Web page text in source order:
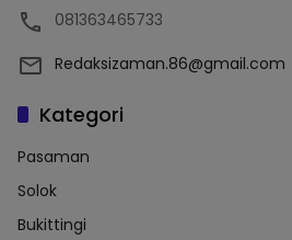
081363465733
Redaksizaman.86@gmail.com
Kategori
Pasaman
Solok
Bukittingi